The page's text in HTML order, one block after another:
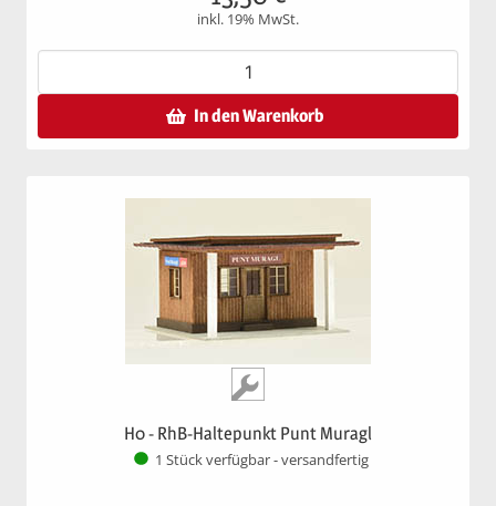
inkl. 19% MwSt.
In den Warenkorb
H0 - RhB-Haltepunkt Punt Muragl
1 Stück verfügbar - versandfertig